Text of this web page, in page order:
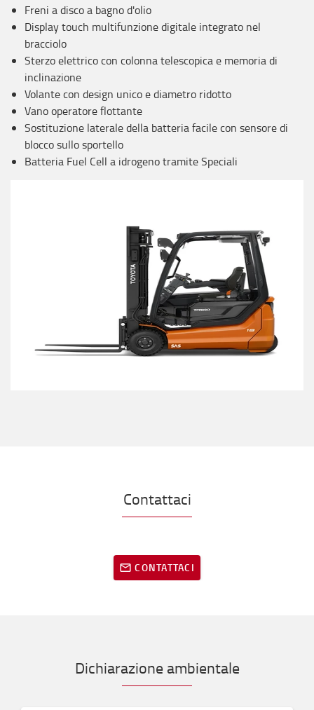
Freni a disco a bagno d'olio
Display touch multifunzione digitale integrato nel
bracciolo
Sterzo elettrico con colonna telescopica e memoria di
inclinazione
Volante con design unico e diametro ridotto
Vano operatore flottante
Sostituzione laterale della batteria facile con sensore di
blocco sullo sportello
Batteria Fuel Cell a idrogeno tramite Speciali
Contattaci
CONTATTACI
Dichiarazione ambientale